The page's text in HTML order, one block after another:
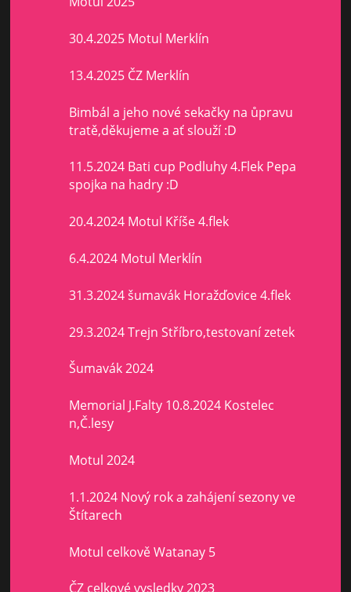
30.4.2025 Motul Merklín
13.4.2025 ČZ Merklín
Bimbál a jeho nové sekačky na ůpravu
tratě,děkujeme a ať slouží :D
11.5.2024 Bati cup Podluhy 4.Flek Pepa
spojka na hadry :D
20.4.2024 Motul Kříše 4.flek
6.4.2024 Motul Merklín
31.3.2024 šumavák Horažďovice 4.flek
29.3.2024 Trejn Stříbro,testovaní zetek
Šumavák 2024
Memorial J.Falty 10.8.2024 Kostelec
n,Č.lesy
Motul 2024
1.1.2024 Nový rok a zahájení sezony ve
Štítarech
Motul celkově Watanay 5
ČZ celkové vysledky 2023